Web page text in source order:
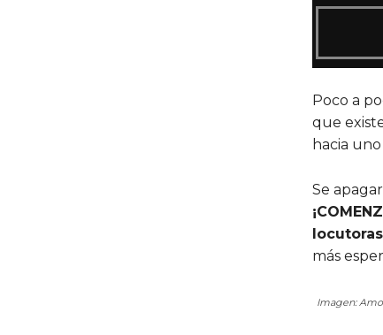
Poco a
que
hacia
Se
más
Imagen: